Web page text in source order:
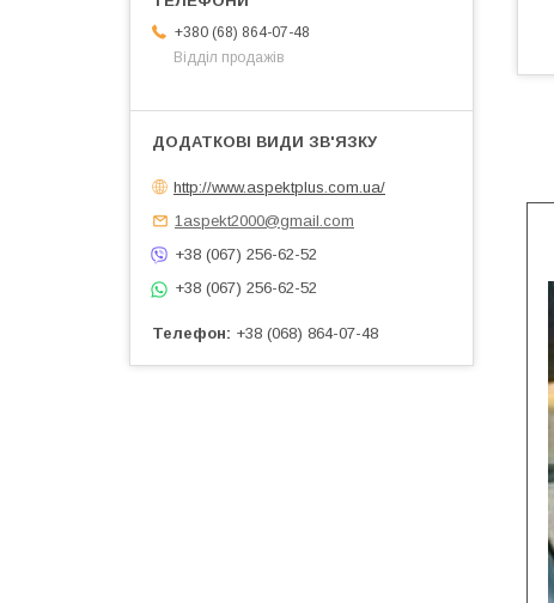
+380 (68) 864-07-48
Відділ продажів
http://www.aspektplus.com.ua/
1aspekt2000@gmail.com
+38 (067) 256-62-52
+38 (067) 256-62-52
Телефон +38 (068) 864-07-48